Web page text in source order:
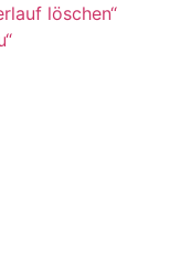
löschen“